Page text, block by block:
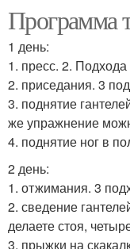
Программа
1 день:
1. пресс. 2. Подхода
2. приседания. 3
3. поднятие
же упражнение
4. поднятие ног в
2 день:
1. отжимания. 3
2. сведение
делаете стоя,
3. прыжки на